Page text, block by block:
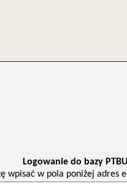
Logowanie do bazy
wpisać w pola poniżej adres